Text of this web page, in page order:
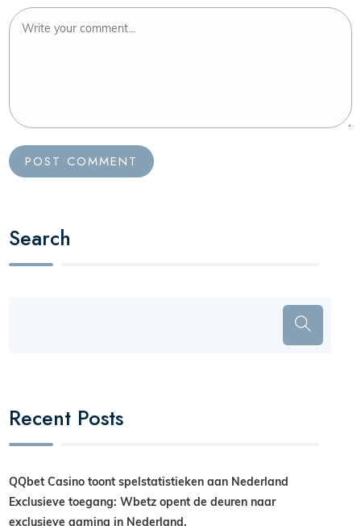
Search
Recent Posts
QQbet Casino toont spelstatistieken aan Nederland
Exclusieve toegang: Wbetz opent de deuren naar
exclusieve gaming in Nederland.